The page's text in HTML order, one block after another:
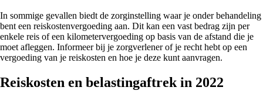
In sommige gevallen biedt de zorginstelling waar je onder behandeling
bent een reiskostenvergoeding aan. Dit kan een vast bedrag zijn per
enkele reis of een kilometervergoeding op basis van de afstand die je
moet afleggen. Informeer bij je zorgverlener of je recht hebt op een
vergoeding van je reiskosten en hoe je deze kunt aanvragen.
Reiskosten en belastingaftrek in 2022